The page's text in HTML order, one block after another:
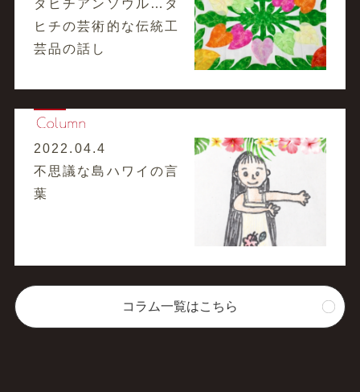
タヒチアンソウル…タ
ヒチの芸術的な伝統工
芸品の話し
2022.04.4
不思議な島ハワイの言
葉
コラム一覧はこちら